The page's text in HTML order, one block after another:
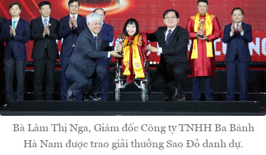
Bà Lâm Thị Nga, Giám đốc Công ty TNHH Ba Bánh
Hà Nam được trao giải thưởng Sao Đỏ danh dự.